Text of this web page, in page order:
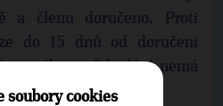
a členu doručeno. Proti
do 15 dnů od doručení
výboru. Odvolání nemá
soubory cookies